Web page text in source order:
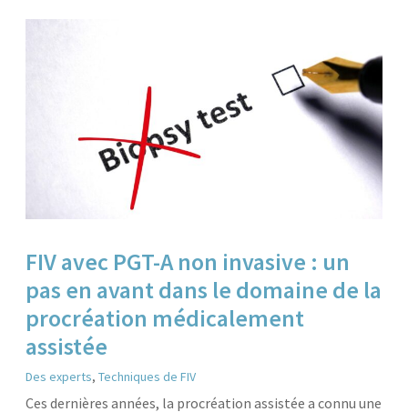
FIV avec PGT-A non invasive : un
pas en avant dans le domaine de la
procréation médicalement
assistée
Des experts, Techniques de FIV
Ces dernières années, la procréation assistée a connu une